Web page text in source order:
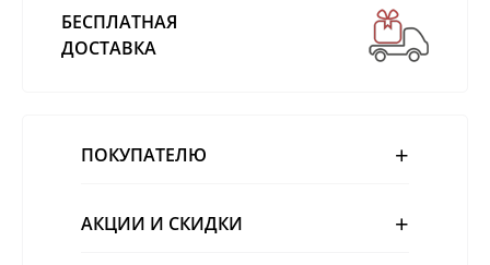
БЕСПЛАТНАЯ
ДОСТАВКА
ПОКУПАТЕЛЮ
АКЦИИ И СКИДКИ